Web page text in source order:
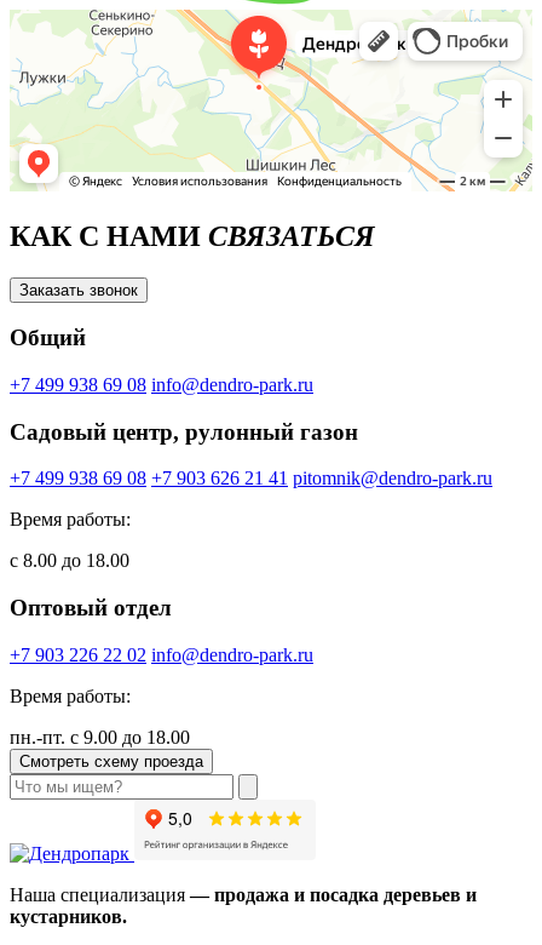
КАК С НАМИ СВЯЗАТЬСЯ
Заказать звонок
Общий
+7 499 938 69 08 info@dendro-park.ru
Садовый центр, рулонный газон
+7 499 938 69 08 +7 903 626 21 41 pitomnik@dendro-park.ru
Время работы:
с 8.00 до 18.00
Оптовый отдел
+7 903 226 22 02 info@dendro-park.ru
Время работы:
пн.-пт. с 9.00 до 18.00
Смотреть схему проезда
Наша специализация— продажа и посадка деревьев и
кустарников.